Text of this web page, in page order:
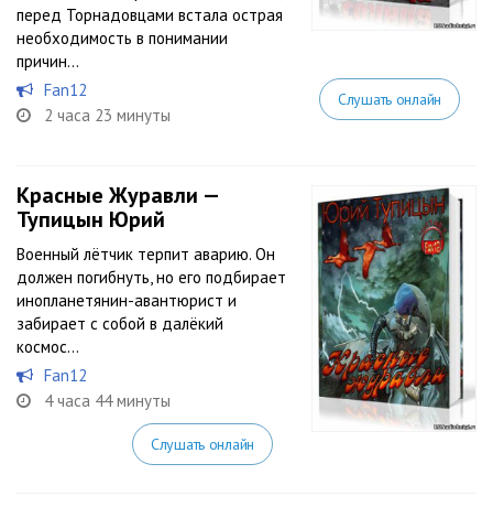
перед Торнадовцами встала острая
необходимость в понимании
причин...
Fan12
2 часа 23 минуты
Слушать онлайн
Красные Журавли —
Тупицын Юрий
Военный лётчик терпит аварию. Он
должен погибнуть, но его подбирает
инопланетянин-авантюрист и
забирает с собой в далёкий
космос…
Fan12
4 часа 44 минуты
Слушать онлайн